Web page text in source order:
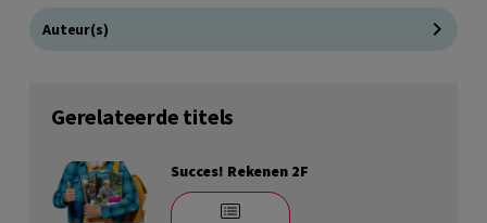
Auteur(s)
Gerelateerde titels
Succes! Rekenen 2F